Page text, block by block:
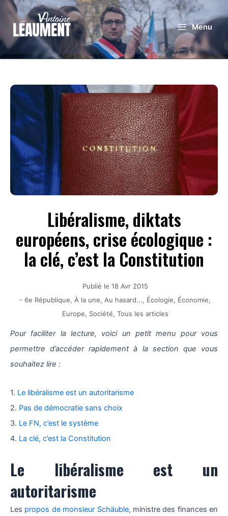
Menu
Libéralisme, diktats
européens, crise écologique :
la clé, c’est la Constitution
Publié le 18 Avr 2015
- 6e République, À la une, Au hasard..., Écologie, Économie,
Europe, Société, Tous les articles
Pour faciliter la lecture, voici un petit menu pour vous
permettre d’accéder rapidement à la section que vous
souhaitez lire :
1. Le libéralisme est un autoritarisme
2. Pas de démocratie sans choix
3. Le FN, c’est le système
4. La clé, c’est la Constitution
Le libéralisme est un
autoritarisme
Les propos de monsieur Schäuble, ministre des finances en